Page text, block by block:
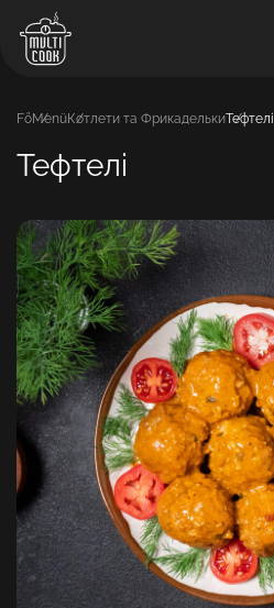
FőMenüКотлети та ФрикаделькиТефтелі
Тефтелі